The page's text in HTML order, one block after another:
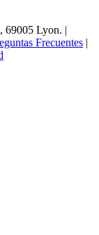
69005 Lyon. |
Frecuentes |